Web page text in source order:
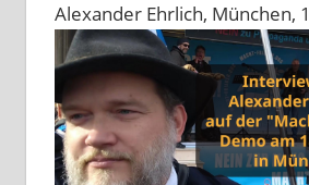
Alexander Ehrlich, München,